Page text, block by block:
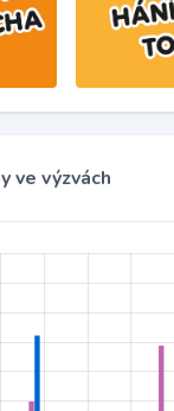
ve výzvách